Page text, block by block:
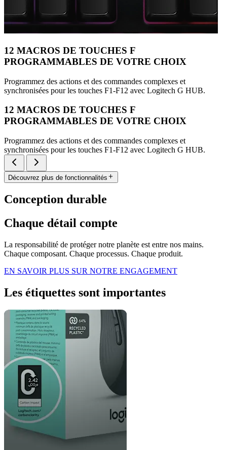
12 MACROS DE TOUCHES F
PROGRAMMABLES DE VOTRE CHOIX
Programmez des actions et des commandes complexes et
synchronisées pour les touches F1-F12 avec Logitech G HUB.
12 MACROS DE TOUCHES F
PROGRAMMABLES DE VOTRE CHOIX
Programmez des actions et des commandes complexes et
synchronisées pour les touches F1-F12 avec Logitech G HUB.
Découvrez plus de fonctionnalités
Conception durable
Chaque détail compte
La responsabilité de protéger notre planète est entre nos mains.
Chaque composant. Chaque processus. Chaque produit.
EN SAVOIR PLUS SUR NOTRE ENGAGEMENT
Les étiquettes sont importantes